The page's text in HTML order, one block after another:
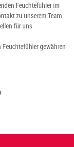
Feuchtefühler im
zu unserem Team
für uns
gewähren